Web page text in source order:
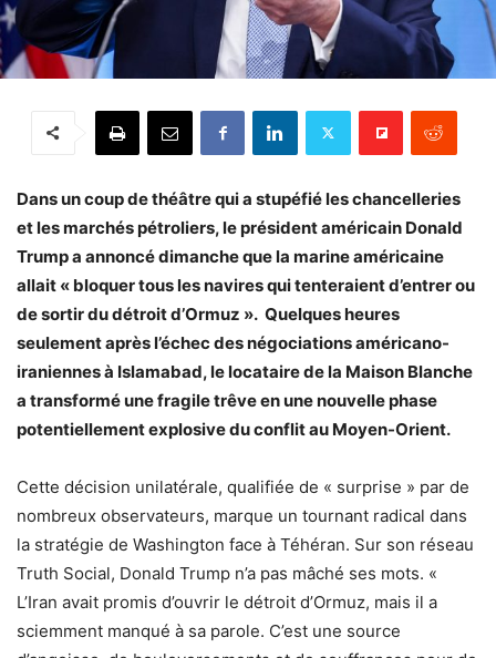
Dans un coup de théâtre qui a stupéfié les chancelleries
et les marchés pétroliers, le président américain Donald
Trump a annoncé dimanche que la marine américaine
allait « bloquer tous les navires qui tenteraient d’entrer ou
de sortir du détroit d’Ormuz ». Quelques heures
seulement après l’échec des négociations américano-
iraniennes à Islamabad, le locataire de la Maison Blanche
a transformé une fragile trêve en une nouvelle phase
potentiellement explosive du conflit au Moyen-Orient.
Cette décision unilatérale, qualifiée de « surprise » par de
nombreux observateurs, marque un tournant radical dans
la stratégie de Washington face à Téhéran. Sur son réseau
Truth Social, Donald Trump n’a pas mâché ses mots. «
L’Iran avait promis d’ouvrir le détroit d’Ormuz, mais il a
sciemment manqué à sa parole. C’est une source